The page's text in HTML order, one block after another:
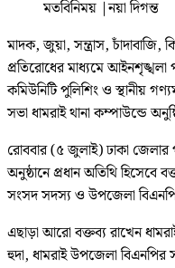
মতবিনিময় |নয়া দিগন্ত
মাদক, জুয়া, সন্ত্রাস, চাঁদাবাজি,
প্রতিরোধের মাধ্যমে আইনশৃঙ্খলা
কমিউনিটি পুলিশিং ও স্থানীয়
সভা ধামরাই থানা কম্পাউন্ডে
রোববার (৫ জুলাই) ঢাকা জেলার
অনুষ্ঠানে প্রধান অতিথি হিসেবে
সংসদ সদস্য ও উপজেলা
এছাড়া আরো বক্তব্য রাখেন
হুদা, ধামরাই উপজেলা